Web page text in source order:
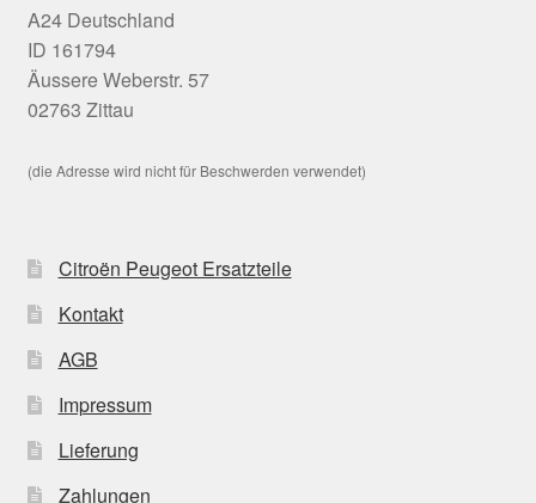
A24 Deutschland
ID 161794
Äussere Weberstr. 57
02763 Zittau
(die Adresse wird nicht für Beschwerden verwendet)
Citroën Peugeot Ersatzteile
Kontakt
AGB
Impressum
Lieferung
Zahlungen